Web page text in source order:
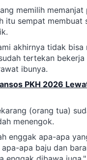
memilih memanjat
itu sempat membuat
akhirnya tidak bisa
tertekan bekerja
ibunya.
PKH 2026
(orang tua)
menengok.
enggak apa-apa
apa baju dan